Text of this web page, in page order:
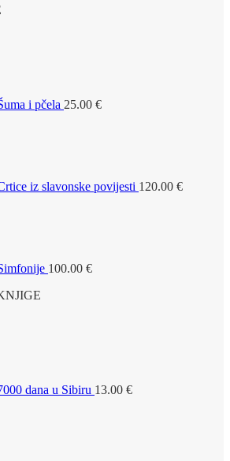
i pčela 25.00 €
iz slavonske povijesti 120.00 €
100.00 €
dana u Sibiru 13.00 €